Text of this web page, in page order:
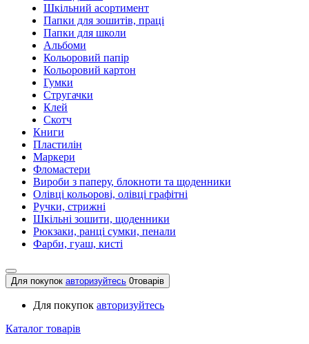
Шкільний асортимент
Папки для зошитів, праці
Папки для школи
Альбоми
Кольоровий папір
Кольоровий картон
Гумки
Стругачки
Клей
Скотч
Книги
Пластилін
Маркери
Фломастери
Вироби з паперу, блокноти та щоденники
Олівці кольорові, олівці графітні
Ручки, стрижні
Шкільні зошити, щоденники
Рюкзаки, ранці сумки, пенали
Фарби, гуаш, кисті
Для покупок авторизуйтесь 0товарів
Для покупок авторизуйтесь
Каталог товарів